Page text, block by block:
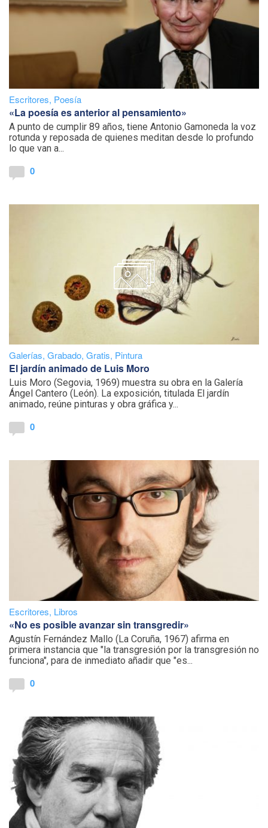
Escritores, Poesía
«La poesía es anterior al pensamiento»
A punto de cumplir 89 años, tiene Antonio Gamoneda la voz
rotunda y reposada de quienes meditan desde lo profundo
lo que van a...
0
Galerías, Grabado, Gratis, Pintura
El jardín animado de Luis Moro
Luis Moro (Segovia, 1969) muestra su obra en la Galería
Ángel Cantero (León). La exposición, titulada El jardín
animado, reúne pinturas y obra gráfica y...
0
Escritores, Libros
«No es posible avanzar sin transgredir»
Agustín Fernández Mallo (La Coruña, 1967) afirma en
primera instancia que "la transgresión por la transgresión no
funciona", para de inmediato añadir que "es...
0